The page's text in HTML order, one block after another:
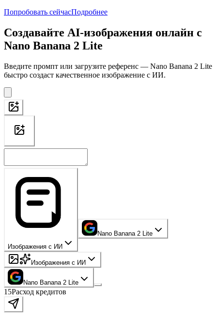
Попробовать сейчасПодробнее
Создавайте AI-изображения онлайн с
Nano Banana 2 Lite
Введите промпт или загрузите референс — Nano Banana 2 Lite
быстро создаст качественное изображение с ИИ.
Изображения с ИИ
Nano Banana 2 Lite
Изображения с ИИ
Nano Banana 2 Lite
15Расход кредитов